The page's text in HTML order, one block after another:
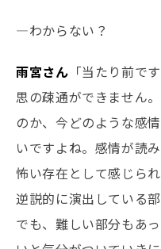
―わからない？
雨宮さん 「当たり前で
思の疎通ができません
のか、今どのような感
いですよね。感情が読
怖い存在として感じら
逆説的に演出している
でも、難しい部分もあ